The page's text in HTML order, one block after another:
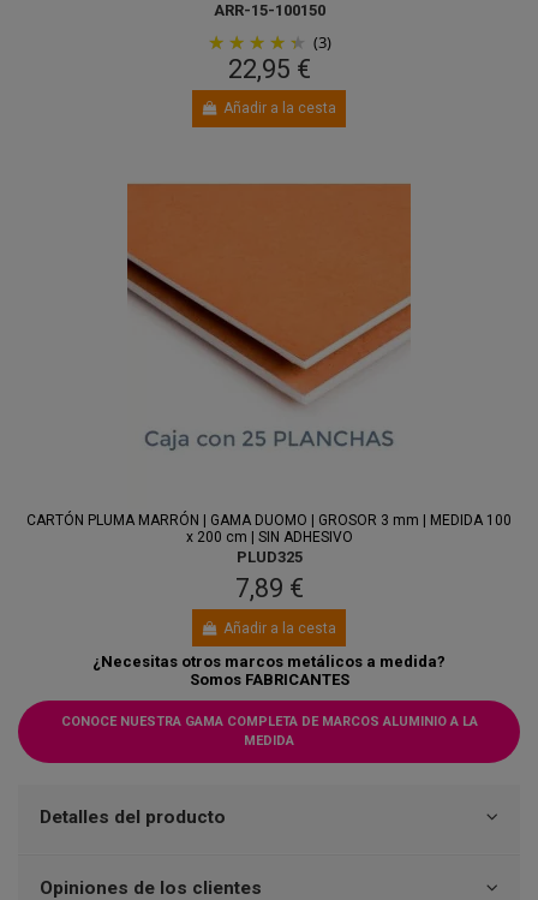
ARR-15-100150
(3)
22,95 €
Añadir a la cesta
CARTÓN PLUMA MARRÓN | GAMA DUOMO | GROSOR 3 mm | MEDIDA 100
x 200 cm | SIN ADHESIVO
PLUD325
7,89 €
Añadir a la cesta
¿Necesitas otros marcos metálicos a medida?
Somos FABRICANTES
CONOCE NUESTRA GAMA COMPLETA DE MARCOS ALUMINIO A LA
MEDIDA
Detalles del producto
Opiniones de los clientes